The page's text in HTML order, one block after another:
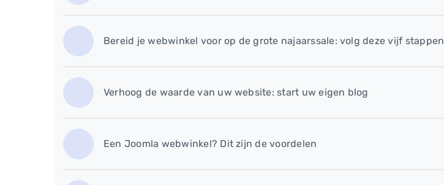
Bereid je webwinkel voor op de grote najaarssale: volg deze vijf stappen
Verhoog de waarde van uw website: start uw eigen blog
​Een Joomla webwinkel? Dit zijn de voordelen